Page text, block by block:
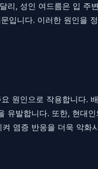
, 성인 여드름은 입
입니다. 이러한 원인을
원인으로 작용합니다.
발합니다. 또한, 현대
염증 반응을 더욱 악